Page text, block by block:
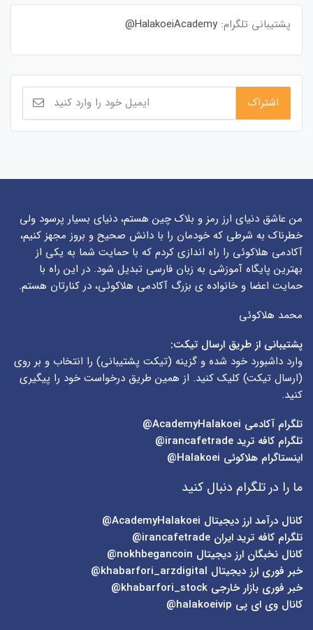
پشتیبانی تلگرام: HalakoeiAcademy@
من عاشق دنیای ارز رمز و بلاک چین هستم، دنیای بسیار پرسود ولی
خطرناک به شرطی که خودمان را با دانش صحیح و بروز مجهز کنیم،
آکادمی هلاکوئی را راه اندازی کردم که با حمایت شما به یکی از
بهترین پایگاه آموزشی به زبان فارسی تبدیل شود. در این راه با
حمایت اعضا و خانواده ی بزرگ آکادمی هلاکوئی، در کنارتان هستم.
محمد هلاکوئی
پشتیبانی از طریق ارسال تیکت:
وارد داشبورد خود شده و گزینه (تیکت پشتیبانی) را انتخاب و بر روی
(ارسال تیکت) کلیک کنید. از همین طریق درخواست خود را پیگیری
کنید.
تلگرام آکادمی
تلگرام کافه ترید irancafetrade@
اینستاگرام هلاکوئی Halakoei@
ما را در تلگرام دنبال کنید
کانال درآمد ارز دیجیتال AcademyHalakoei@
تلگرام کافه ترید ایران irancafetrade@
کانال نخبگان ارز دیجیتال nokhbegancoin@
خبر فوری ارز دیجیتال khabarfori_arzdigital@
خبر فوری بازار خارجی khabarfori_stock@
کانال وی ای پی halakoeivip@